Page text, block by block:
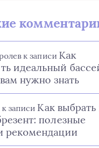
к записи Как
идеальный
нужно знать
к записи Как выбрать
полезные
рекомендации